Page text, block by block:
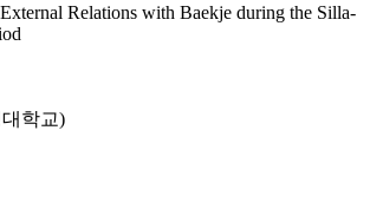
Relations with Baekje during the Silla-
학교)